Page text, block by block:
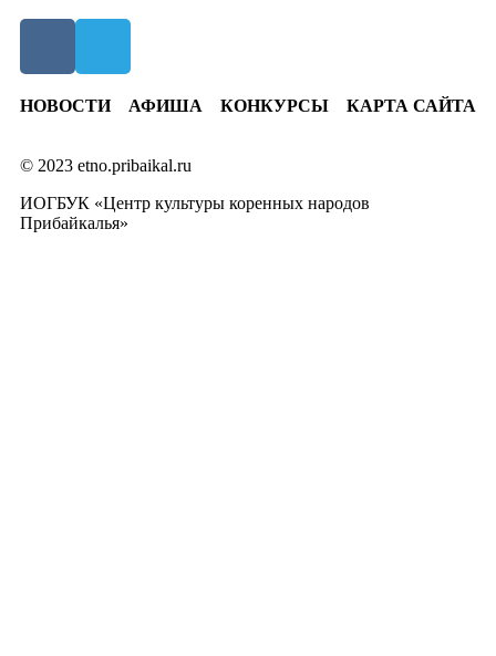
НОВОСТИ АФИША КОНКУРСЫ КАРТА САЙТА
© 2023 etno.pribaikal.ru
ИОГБУК «Центр культуры коренных народов
Прибайкалья»